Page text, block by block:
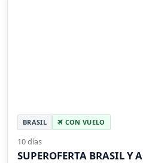
BRASIL CON VUELO
10 días
SUPEROFERTA BRASIL Y